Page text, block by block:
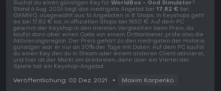
Suchst du einen günstigen Key für WorldBox - God Simulator?
Stand 6 Aug. 2026 liegt das niedrigste Angebot bei 17,82 € bei
GAMIVO, ausgewählt aus 16 Angeboten in 8 Shops. In Keyshops geht
es bei 17,82 € los, in offiziellen Shops bei 19,50 €. Auf dem PC
gewinnt der Keyshop in den meisten Vergleichen beim Preis, du
kaufst dann aber einen Code von einem Drittanbieter, prüfe also die
Aktivierungsregion. Der Preis gehört zu den niedrigsten der Historie,
günstiger war er nur an 20% der Tage mit Daten. Auf dem PC kaufst
du einen Key, den du in Steam oder einem anderen Client aktivierst,
und hier ist der Markt am breitesten, denn über ein Viertel der
Spiele hat ein Keyshop-Angebot.
Veröffentlichung: 02 Dez. 2021 Maxim Karpenko